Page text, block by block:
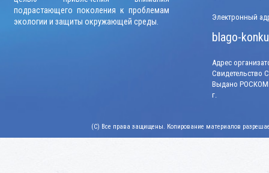
подрастающего поколения к проблемам
экологии и защиты окружающей среды.
Электронный
blago-
Адрес
Свидетельство
Выдано
г.
(C) Все права защищены. Копирование материалов